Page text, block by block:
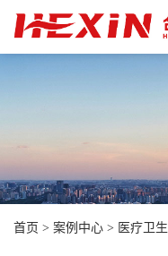
首页 > 案例中心 > 医疗卫生